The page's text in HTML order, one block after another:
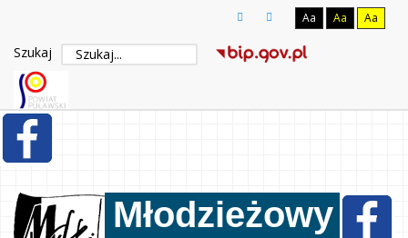
Aa Aa Aa
Szukaj
Młodzieżowy